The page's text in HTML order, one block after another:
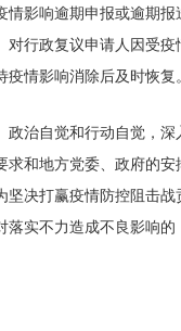
情影响逾期申报或逾期
对行政复议申请人因受
疫情影响消除后及时恢复
治自觉和行动自觉，
和地方党委、政府的
决打赢疫情防控阻击
实不力造成不良影响